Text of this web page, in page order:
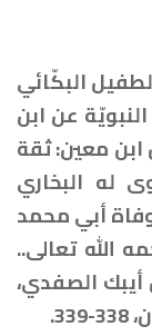
البكّائي
عن ابن
معين: ثقة
له البخاري
أبي محمد
رحمه الله تعالى..
أيبك الصفدي،